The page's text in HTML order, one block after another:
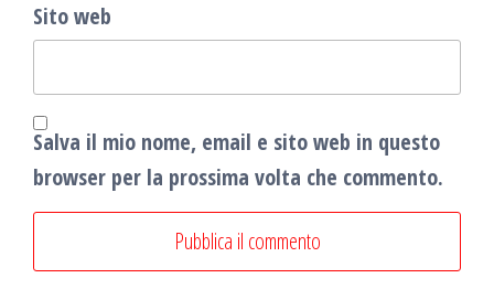
Sito web
Salva il mio nome, email e sito web in questo
browser per la prossima volta che commento.